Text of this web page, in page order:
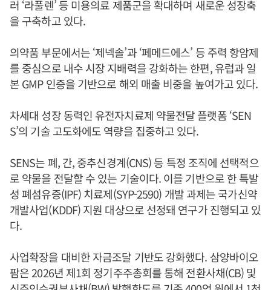
러 ‘라풀렌’ 등 미용의료 제품군을 확대하며 새로운 성장축
을 구축하고 있다.
의약품 부문에서는 ‘제넥솔’과 ‘페메드에스’ 등 주력 항암제
를 중심으로 내수 시장 지배력을 강화하는 한편, 유럽과 일
본 GMP 인증을 기반으로 해외 매출 비중을 높여가고 있다.
차세대 성장 동력인 유전자치료제 약물전달 플랫폼 ‘SEN
S’의 기술 고도화에도 역량을 집중하고 있다.
SENS는 폐, 간, 중추신경계(CNS) 등 특정 조직에 선택적으
로 약물을 전달할 수 있는 기술이다. 이를 기반으로 한 특발
성 폐섬유증(IPF) 치료제(SYP-2590) 개발 과제는 국가신약
개발사업(KDDF) 지원 대상으로 선정돼 연구가 진행되고 있
다.
사업확장을 대비한 자금조달 기반도 강화했다. 삼양바이오
팜은 2026년 제1회 정기주주총회를 통해 전환사채(CB) 및